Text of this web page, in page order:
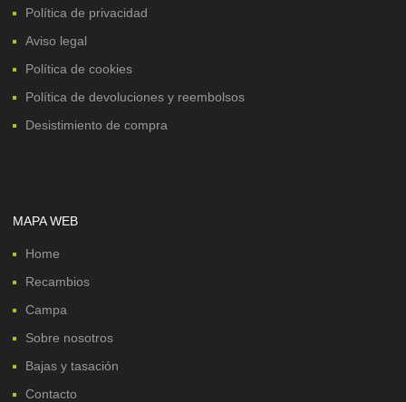
Política de privacidad
Aviso legal
Política de cookies
Política de devoluciones y reembolsos
Desistimiento de compra
MAPA WEB
Home
Recambios
Campa
Sobre nosotros
Bajas y tasación
Contacto